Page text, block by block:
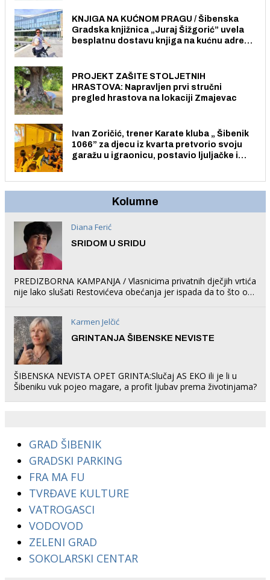
KNJIGA NA KUĆNOM PRAGU / Šibenska
Gradska knjižnica „Juraj Šižgorić” uvela
besplatnu dostavu knjiga na kućnu adresu
PROJEKT ZAŠITE STOLJETNIH
HRASTOVA: Napravljen prvi stručni
pregled hrastova na lokaciji Zmajevac
Ivan Zoričić, trener Karate kluba „ Šibenik
1066” za djecu iz kvarta pretvorio svoju
garažu u igraonicu, postavio ljuljačke i
Kolumne
Diana Ferić
SRIDOM U SRIDU
PREDIZBORNA KAMPANJA / Vlasnicima privatnih dječjih vrtića
nije lako slušati Restovićeva obećanja jer ispada da to što oni
Karmen Jelčić
GRINTANJA ŠIBENSKE NEVISTE
ŠIBENSKA NEVISTA OPET GRINTA:Slučaj AS EKO ili je li u
Šibeniku vuk pojeo magare, a profit ljubav prema životinjama?
GRAD ŠIBENIK
GRADSKI PARKING
FRA MA FU
TVRĐAVE KULTURE
VATROGASCI
VODOVOD
ZELENI GRAD
SOKOLARSKI CENTAR